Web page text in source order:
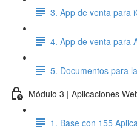
3. App de venta para
4. App de venta para
5. Documentos para
Módulo 3 | Aplicaciones
1. Base con 155